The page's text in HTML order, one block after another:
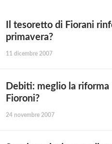
Il tesoretto di Fiorani
primavera?
11 dicembre 2007
Debiti: meglio la
Fioroni?
24 novembre 2007